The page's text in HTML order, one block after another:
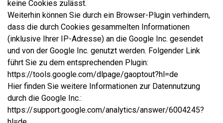
keine Cookies zulässt.
Weiterhin können Sie durch ein Browser-Plugin verhindern,
dass die durch Cookies gesammelten Informationen
(inklusive Ihrer IP-Adresse) an die Google Inc. gesendet
und von der Google Inc. genutzt werden. Folgender Link
führt Sie zu dem entsprechenden Plugin:
https://tools.google.com/dlpage/gaoptout?hl=de
Hier finden Sie weitere Informationen zur Datennutzung
durch die Google Inc.:
https://support.google.com/analytics/answer/6004245?